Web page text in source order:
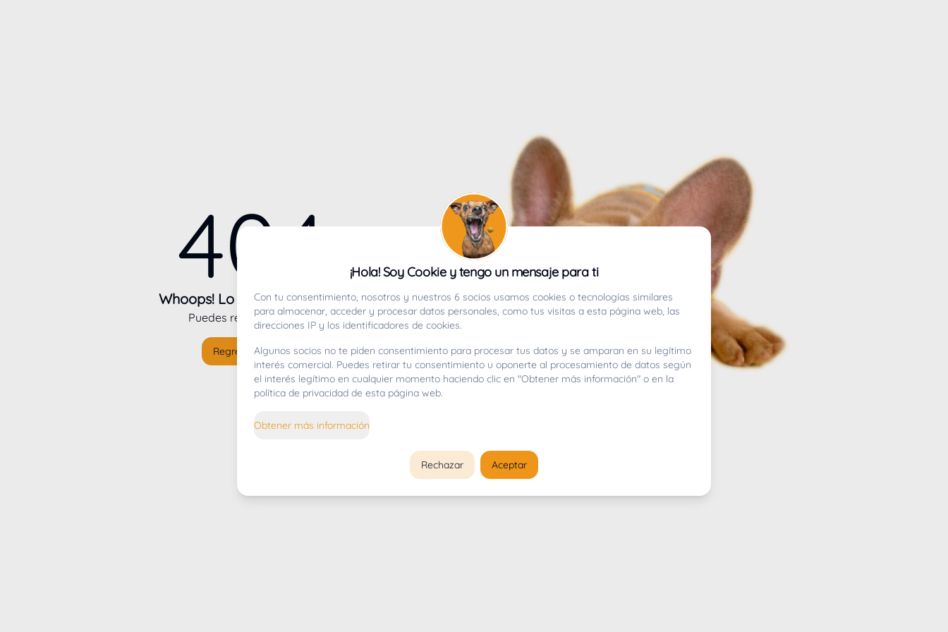
404
Whoops! Lo sentimos mucho.
Puedes regresar alinicio
Regresar al inicio
¡Hola! Soy Cookie y tengo un mensaje para ti
Con tu consentimiento, nosotros y nuestros 6 socios usamos cookies o tecnologías similares
para almacenar, acceder y procesar datos personales, como tus visitas a esta página web, las
direcciones IP y los identificadores de cookies.
Algunos socios no te piden consentimiento para procesar tus datos y se amparan en su legítimo
interés comercial. Puedes retirar tu consentimiento u oponerte al procesamiento de datos según
el interés legítimo en cualquier momento haciendo clic en "Obtener más información" o en la
política de privacidad de esta página web.
Obtener más información
Rechazar Aceptar